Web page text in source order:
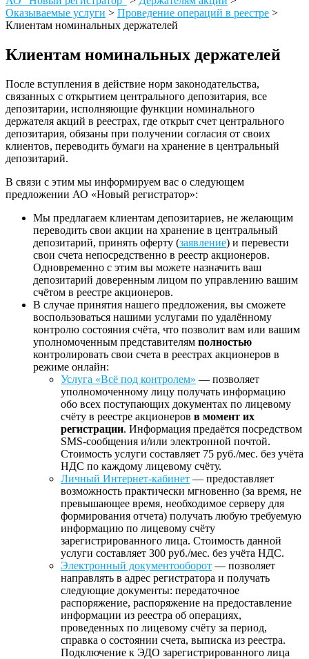
Оказываемые услуги > Проведение операций в реестре >
Клиентам номинальных держателей
Клиентам номинальных держателей
После вступления в действие норм законодательства,
связанных с открытием центрального депозитария, все
депозитарии, исполняющие функции номинального
держателя акций в реестрах, где открыт счет центрального
депозитария, обязаны при получении согласия от своих
клиентов, переводить бумаги на хранение в центральный
депозитарий.
В связи с этим мы информируем вас о следующем
предложении АО «Новый регистратор»:
Мы предлагаем клиентам депозитариев, не желающим
переводить свои акции на хранение в центральный
депозитарий, принять оферту (заявление) и перевести
свои счета непосредственно в реестр акционеров.
Одновременно с этим вы можете назначить ваш
депозитарий доверенным лицом по управлению вашим
счётом в реестре акционеров.
В случае принятия нашего предложения, вы сможете
воспользоваться нашими услугами по удалённому
контролю состояния счёта, что позволит вам или вашим
уполномоченным представителям полностью
контролировать свои счета в реестрах акционеров в
режиме онлайн:
Услуга «Всё под контролем» — позволяет
уполномоченному лицу получать информацию
обо всех поступающих документах по лицевому
счёту в реестре акционеров в момент их
регистрации. Информация предаётся посредством
SMS-сообщения и/или электронной почтой.
Стоимость услуги составляет 75 руб./мес. без учёта
НДС по каждому лицевому счёту.
Личный Интернет-кабинет — предоставляет
возможность практически мгновенно (за время, не
превышающее время, необходимое серверу для
формирования отчета) получать любую требуемую
информацию по лицевому счёту
зарегистрированного лица. Стоимость данной
услуги составляет 300 руб./мес. без учёта НДС.
Электронный документооборот — позволяет
направлять в адрес регистратора и получать
следующие документы: передаточное
распоряжение, распоряжение на предоставление
информации из реестра об операциях,
проведенных по лицевому счёту за период,
справка о состоянии счета, выписка из реестра.
Подключение к ЭДО зарегистрированного лица